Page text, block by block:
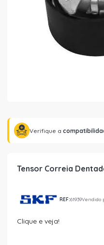
Verifique a
Tensor Correia
REF:61939Vendido
Clique e veja!